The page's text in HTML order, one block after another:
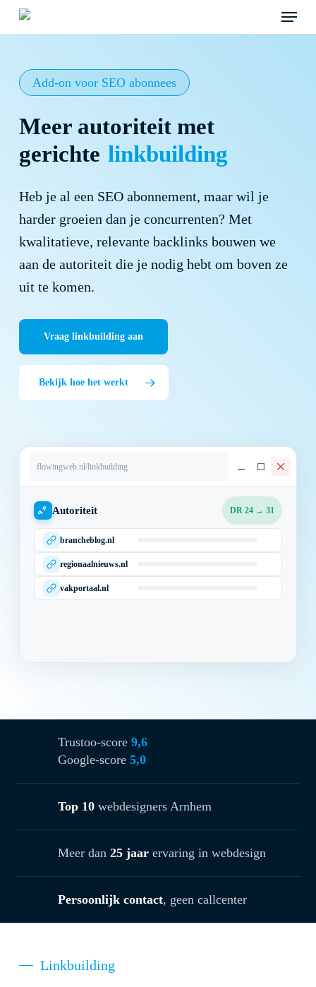
Skip
to
content
Menu
Add-on voor SEO abonnees
Meer autoriteit met
gerichte linkbuilding
Heb je al een SEO abonnement, maar wil je
harder groeien dan je concurrenten? Met
kwalitatieve, relevante backlinks bouwen we
aan de autoriteit die je nodig hebt om boven ze
uit te komen.
Vraag linkbuilding aan
Bekijk hoe het werkt
flowingweb.nl/linkbuilding
Autoriteit DR 24 → 31
brancheblog.nl
regionaalnieuws.nl
vakportaal.nl
Trustoo-score 9,6
Google-score 5,0
Top 10webdesigners Arnhem
Meer dan 25 jaarervaring in webdesign
Persoonlijk contact, geen callcenter
Linkbuilding